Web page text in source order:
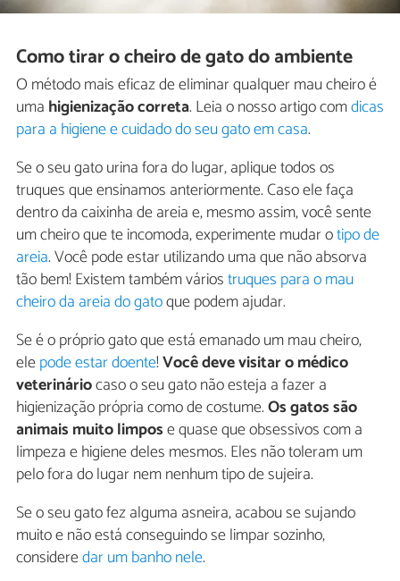
Como tirar o cheiro de gato do ambiente
O método mais eficaz de eliminar qualquer mau cheiro é
uma higienizaçãocorreta. Leia o nosso artigo comdicas
para a higiene e cuidado do seu gato em casa.
Se o seu gato urina fora do lugar, aplique todos os
truques que ensinamos anteriormente. Caso ele faça
dentro da caixinha de areia e, mesmo assim, você sente
um cheiro que te incomoda, experimente mudar otipo de
areia. Você pode estar utilizando uma que não absorva
tão bem! Existem também váriostruques para o mau
cheiro da areia do gatoque podem ajudar.
Se é o próprio gato que está emanado um mau cheiro,
elepode estar doente!Você deve visitar o médico
veterináriocaso o seu gato não esteja a fazer a
higienização própria como de costume.Os gatos são
animais muito limpose quase que obsessivos com a
limpeza e higiene deles mesmos. Eles não toleram um
pelo fora do lugar nem nenhum tipo de sujeira.
Se o seu gato fez alguma asneira, acabou se sujando
muito e não está conseguindo se limpar sozinho,
consideredar um banho nele.